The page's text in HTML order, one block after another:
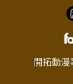
開拓動漫